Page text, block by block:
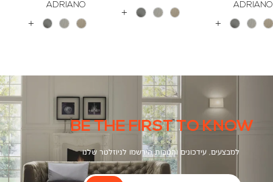
ADRIANO
עוד
עוד
ADRIANO
עוד
BE THE FIRST TO KNOW
למבצעים, עידכונים והטבות הירשמו לניוזלטר שלנו